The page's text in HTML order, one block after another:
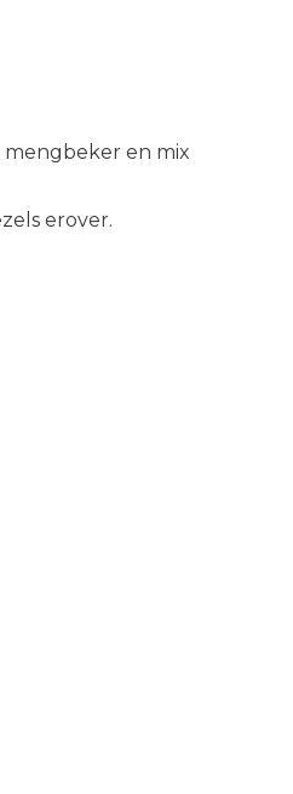
mengbeker en mix
erover.